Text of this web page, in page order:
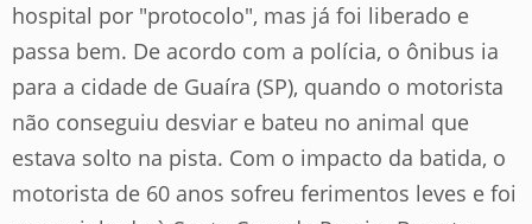
hospital por "protocolo", mas já foi liberado e
passa bem. De acordo com a polícia, o ônibus ia
para a cidade de Guaíra (SP), quando o motorista
não conseguiu desviar e bateu no animal que
estava solto na pista. Com o impacto da batida, o
motorista de 60 anos sofreu ferimentos leves e foi